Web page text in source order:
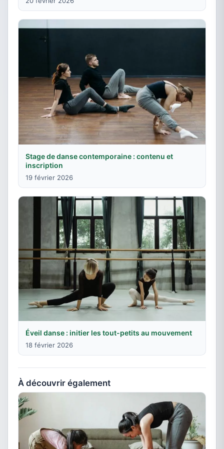
Stage de danse contemporaine : contenu et
inscription
19 février 2026
Éveil danse : initier les tout-petits au mouvement
18 février 2026
À découvrir également